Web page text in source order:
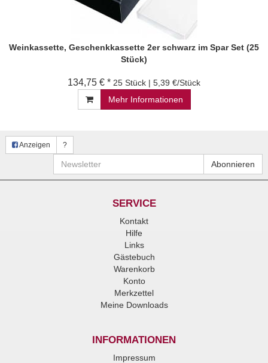
Weinkassette, Geschenkkassette 2er schwarz im Spar Set (25
Stück)
134,75 € * 25 Stück | 5,39 €/Stück
Mehr Informationen
Anzeigen ?
Newsletter Abonnieren
SERVICE
Kontakt
Hilfe
Links
Gästebuch
Warenkorb
Konto
Merkzettel
Meine Downloads
INFORMATIONEN
Impressum